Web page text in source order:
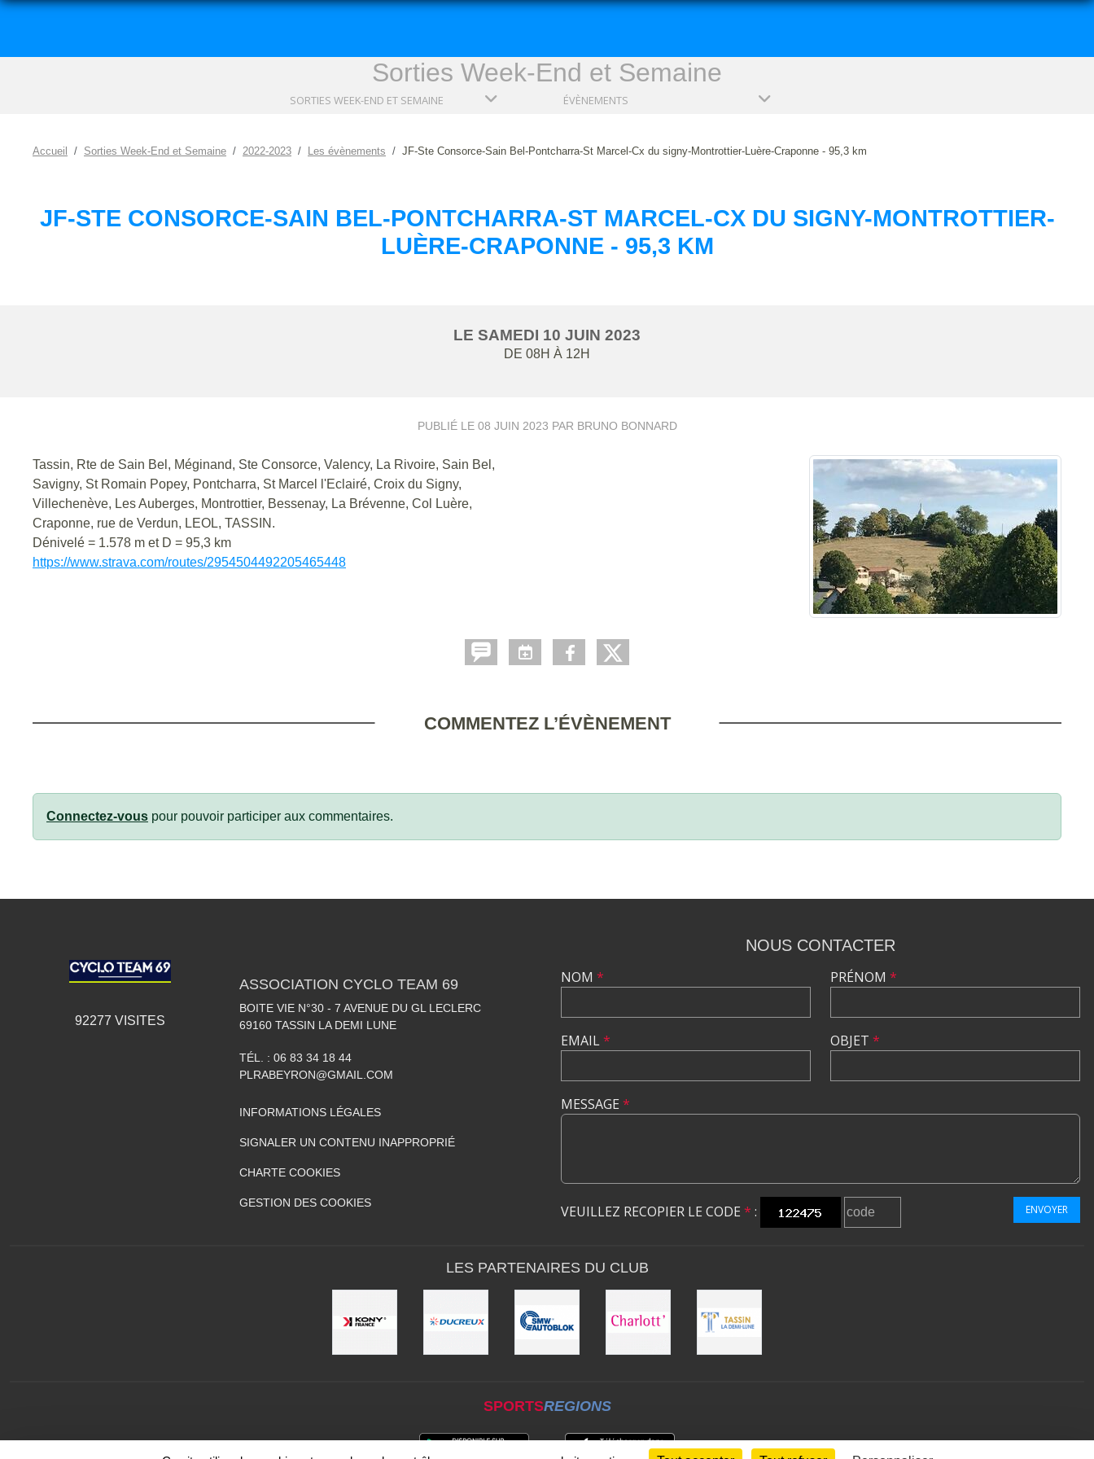
Sorties Week-End et Semaine
SORTIES WEEK-END ET SEMAINE ÉVÈNEMENTS
Accueil Sorties Week-End et Semaine 2022-2023 Les évènements JF-Ste Consorce-Sain Bel-Pontcharra-St Marcel-Cx du signy-Montrottier-Luère-Craponne - 95,3 km
JF-STE CONSORCE-SAIN BEL-PONTCHARRA-ST MARCEL-CX DU SIGNY-MONTROTTIER-
LUÈRE-CRAPONNE - 95,3 KM
LE SAMEDI 10 JUIN 2023
DE 08H À 12H
PUBLIÉ LE 08 JUIN 2023 PAR BRUNO BONNARD
Tassin, Rte de Sain Bel, Méginand, Ste Consorce, Valency, La Rivoire, Sain Bel,
Savigny, St Romain Popey, Pontcharra, St Marcel l'Eclairé, Croix du Signy,
Villechenève, Les Auberges, Montrottier, Bessenay, La Brévenne, Col Luère,
Craponne, rue de Verdun, LEOL, TASSIN.
Dénivelé = 1.578 m et D = 95,3 km
https://www.strava.com/routes/2954504492205465448
COMMENTEZ L’ÉVÈNEMENT
Connectez-vous pour pouvoir participer aux commentaires.
92277 VISITES
ASSOCIATION CYCLO TEAM 69
BOITE VIE N°30 - 7 AVENUE DU GL LECLERC
69160 TASSIN LA DEMI LUNE
TÉL. : 06 83 34 18 44
PLRABEYRON@GMAIL.COM
INFORMATIONS LÉGALES
SIGNALER UN CONTENU INAPPROPRIÉ
CHARTE COOKIES
GESTION DES COOKIES
NOUS CONTACTER
NOM *
EMAIL*
PRÉNOM *
OBJET *
MESSAGE *
VEUILLEZ RECOPIER LE CODE * : ENVOYER
LES PARTENAIRES DU CLUB
SPORTSREGIONS